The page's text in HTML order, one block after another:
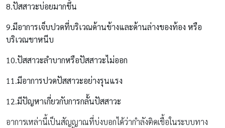
8.ปัสสาวะบ่อยมากขึ้น
9.มีอาการเจ็บปวดที่บริเวณด้านข้างและด้านล่างของท้อง หรือ
บริเวณขาหนีบ
10.ปัสสาวะลำบากหรือปัสสาวะไม่ออก
11.มีอาการปวดปัสสาวะอย่างรุนแรง
12.มีปัญหาเกี่ยวกับการกลั้นปัสสาวะ
อาการเหล่านี้เป็นสัญญาณที่บ่งบอกได้ว่ากำลังติดเชื้อในระบบทาง